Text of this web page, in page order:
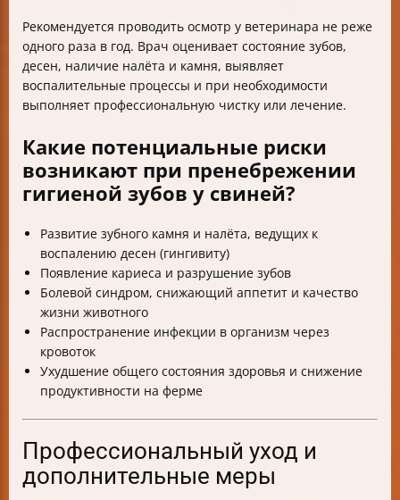
Рекомендуется проводить осмотр у ветеринара не реже
одного раза в год. Врач оценивает состояние зубов,
десен, наличие налёта и камня, выявляет
воспалительные процессы и при необходимости
выполняет профессиональную чистку или лечение.
Какие потенциальные риски
возникают при пренебрежении
гигиеной зубов у свиней?
Развитие зубного камня и налёта, ведущих к
воспалению десен (гингивиту)
Появление кариеса и разрушение зубов
Болевой синдром, снижающий аппетит и качество
жизни животного
Распространение инфекции в организм через
кровоток
Ухудшение общего состояния здоровья и снижение
продуктивности на ферме
Профессиональный уход и
дополнительные меры